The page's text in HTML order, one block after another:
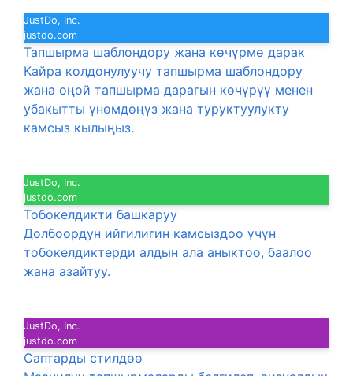
JustDo, Inc.
justdo.com
Тапшырма шаблондору жана көчүрмө дарак
Кайра колдонулуучу тапшырма шаблондору
жана оңой тапшырма дарагын көчүрүү менен
убакытты үнөмдөңүз жана туруктуулукту
камсыз кылыңыз.
JustDo, Inc.
justdo.com
Тобокелдикти башкаруу
Долбоордун ийгилигин камсыздоо үчүн
тобокелдиктерди алдын ала аныктоо, баалоо
жана азайтуу.
JustDo, Inc.
justdo.com
Саптарды стилдөө